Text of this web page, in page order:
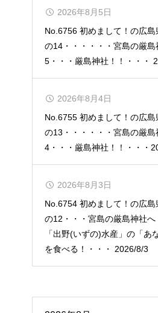
No.6756 初めまして！の広島
の14・・・・・・宮島の厳島
5・・・厳島神社！！・・・
2026年8月5日
No.6755 初めまして！の広島
の13・・・・・・宮島の厳島
4・・・厳島神社！！・・・
2026年8月4日
No.6754 初めまして！の広島
の12・・・宮島の厳島神社へ
「出野(いずの)水産」の「あ
を食べる！・・・ 2026/8/3
2026年8月3日